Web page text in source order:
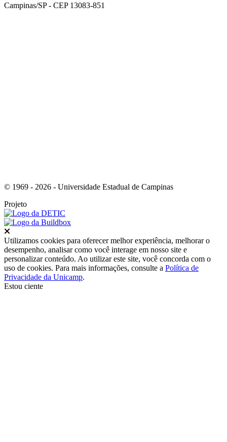
Campinas/SP - CEP 13083-851
© 1969 - 2026 - Universidade Estadual de Campinas
Projeto
Utilizamos cookies para oferecer melhor experiência, melhorar o
desempenho, analisar como você interage em nosso site e
personalizar conteúdo. Ao utilizar este site, você concorda com o
uso de cookies. Para mais informações, consulte a Política de
Privacidade da Unicamp.
Estou ciente